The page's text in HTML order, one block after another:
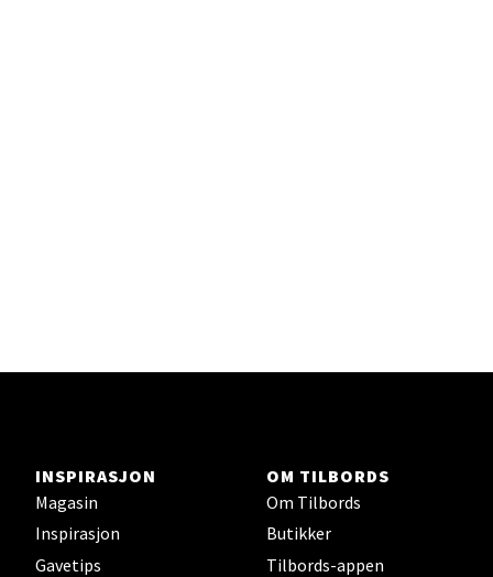
INSPIRASJON
Magasin
Inspirasjon
Gavetips
OM TILBORDS
Om Tilbords
Butikker
Tilbords-appen